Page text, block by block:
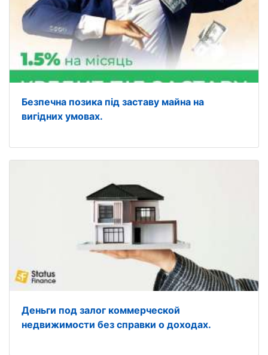
Безпечна позика під заставу майна на
вигідних умовах.
Деньги под залог коммерческой
недвижимости без справки о доходах.